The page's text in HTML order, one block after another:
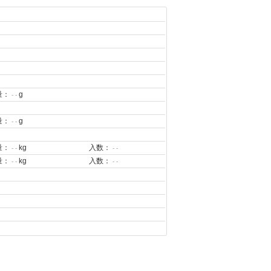
- - g
- - g
- - kg 入数： - -
- - kg 入数： - -